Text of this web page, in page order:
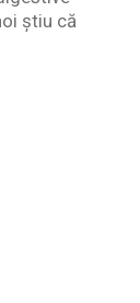
știu că